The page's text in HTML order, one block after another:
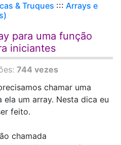
& Truques ::: Arrays e
para uma função
iniciantes
744 vezes
chamar uma
ela um array. Nesta dica eu
feito.
chamada